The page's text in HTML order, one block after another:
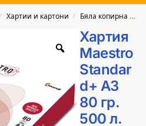
/ Хартии и картони / Бяла копирна хартия
Хартия
Maestro
Standar
d+ A3
80 гр.
500 л.